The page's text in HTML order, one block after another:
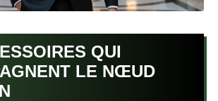
QUI
LE NŒUD